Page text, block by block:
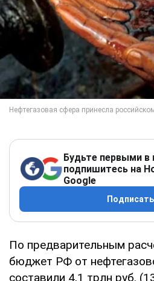
Будьте первыми в
подпишитесь на
Google
По предварительным
бюджет РФ от
составили 4,1 трлн руб.